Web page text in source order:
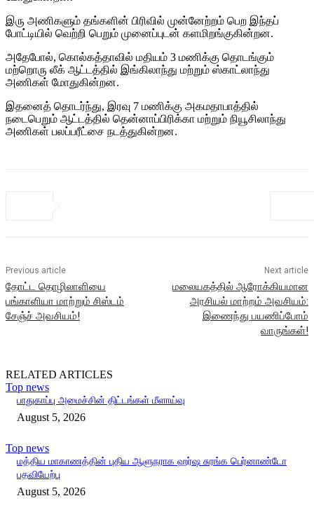
இரு அணிகளும் தங்களின் பிரிவில் முன்னேற்றம் பெற இந்தப்
போட்டியில் வெற்றி பெறும் முனைப்புடன் களமிறங்குகின்றன.
அதேபோல், கொல்கத்தாவில் மதியம் 3 மணிக்கு தொடங்கும்
மற்றொரு லீக் ஆட்டத்தில் இங்கிலாந்து மற்றும் ஸ்காட்லாந்து
அணிகள் மோதுகின்றன.
இதனைத் தொடர்ந்து, இரவு 7 மணிக்கு அகமதாபாத்தில்
நடைபெறும் ஆட்டத்தில் தென்னாப்பிரிக்கா மற்றும் நியூசிலாந்து
அணிகள் பலப்பரீட்சை நடத்துகின்றன.
Previous article
தோட்ட தொழிலாளியை
பங்காளியா மாற்றும் சிஸ்டம்
சேஞ்ச் அவசியம்!
Next article
மலையகத்தில் ஆரோக்கியமான
அரசியல் மாற்றம் அவசியம்:
இணைந்து பயணிப்போம்
வாருங்கள்!
RELATED ARTICLES
Top news
பாதுகாப்பு அமைச்சின் திட்டங்கள் மீளாய்வு
August 5, 2026
Top news
மத்திய மாகாணத்தின் புதிய ஆளுநராக ஹர்ஷ சுரங்க பெர்னாண்டோ
பதவியேற்பு
August 5, 2026